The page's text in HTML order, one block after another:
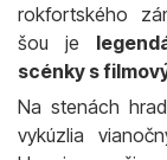
rokfortského
šou je
scénky s
Na stenách
vykúzlia